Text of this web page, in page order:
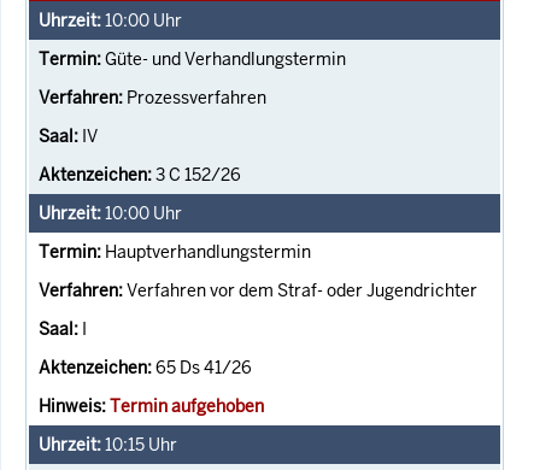
10:00 Uhr
Güte- und Verhandlungstermin
Prozessverfahren
IV
3 C 152/26
10:00 Uhr
Hauptverhandlungstermin
Verfahren vor dem Straf- oder Jugendrichter
I
65 Ds 41/26
Termin aufgehoben
10:15 Uhr